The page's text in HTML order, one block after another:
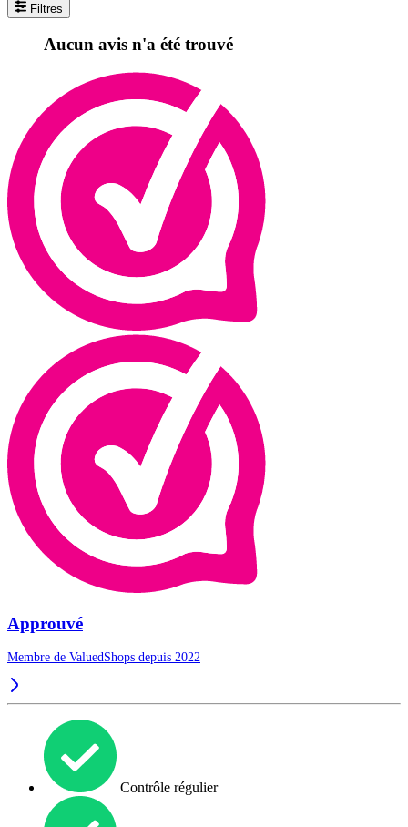
Filtres
Aucun avis n'a été trouvé
Approuvé
Membre de ValuedShops depuis 2022
Contrôle régulier